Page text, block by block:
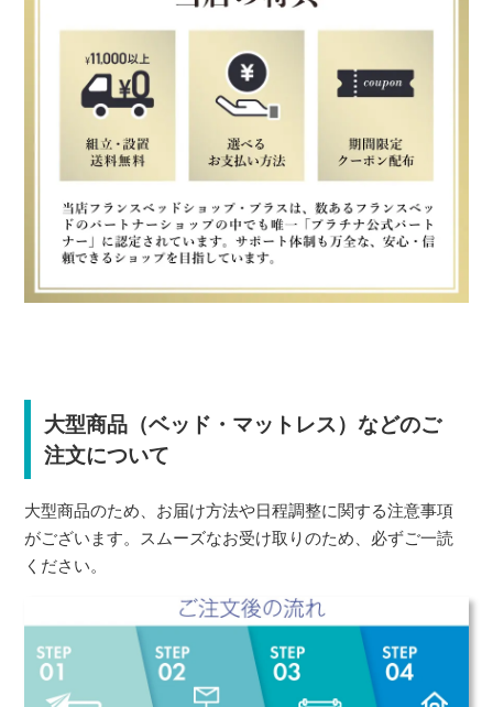
大型商品（ベッド・マットレス）などのご
注文について
大型商品のため、お届け方法や日程調整に関する注意事項
がございます。スムーズなお受け取りのため、必ずご一読
ください。